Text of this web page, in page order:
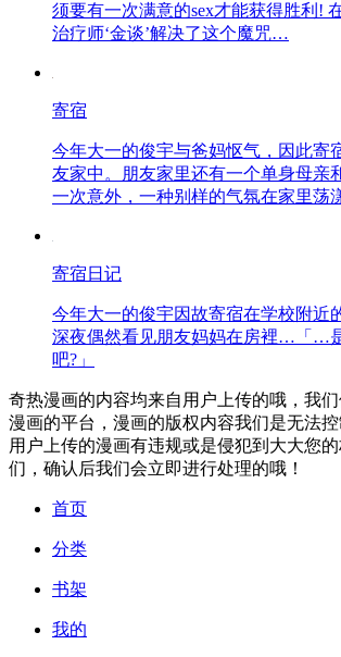
须要有一次满意的sex才能获得胜利!
治疗师‘金谈’解决了这个魔咒…
寄宿
今年大一的俊宇与爸妈怄气，因此寄
友家中。朋友家里还有一个单身母亲
一次意外，一种别样的气氛在家里荡
寄宿日记
今年大一的俊宇因故寄宿在学校附近
深夜偶然看见朋友妈妈在房裡…「…
吧?」
奇热漫画的内容均来自用户上传的哦，我
漫画的平台，漫画的版权内容我们是无法
用户上传的漫画有违规或是侵犯到大大您
们，确认后我们会立即进行处理的哦！
首页
分类
书架
我的